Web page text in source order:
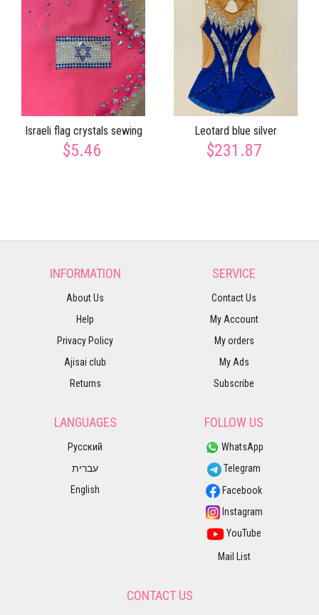
Israeli flag crystals sewing
$5.46
Leotard blue silver
$231.87
INFORMATION
About Us
Help
Privacy Policy
Ajisai club
Returns
SERVICE
Contact Us
My Account
My orders
My Ads
Subscribe
LANGUAGES
Русский
עברית
English
FOLLOW US
WhatsApp
Telegram
Facebook
Instagram
YouTube
Mail List
CONTACT US